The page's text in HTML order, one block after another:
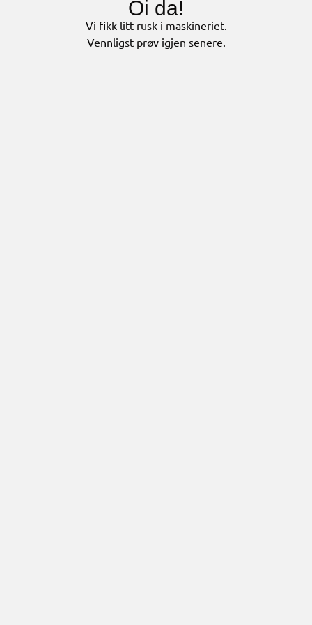
Oi da!
Vi fikk litt rusk i maskineriet.
Vennligst prøv igjen senere.